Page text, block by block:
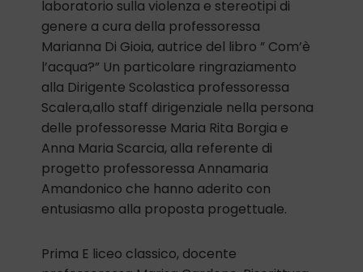
laboratorio sulla violenza e stereotipi di
genere a cura della professoressa
Marianna Di Gioia, autrice del libro ” Com’è
l’acqua?” Un particolare ringraziamento
alla Dirigente Scolastica professoressa
Scalera,allo staff dirigenziale nella persona
delle professoresse Maria Rita Borgia e
Anna Maria Scarcia, alla referente di
progetto professoressa Annamaria
Amandonico che hanno aderito con
entusiasmo alla proposta progettuale.
Prima E liceo classico, docente